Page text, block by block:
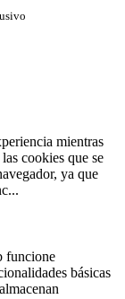
mientras
cookies que se
ya que
...
funcione
básicas